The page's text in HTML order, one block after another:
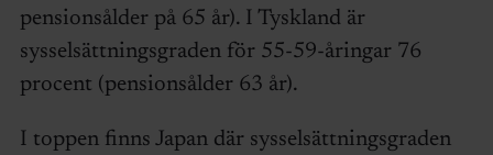
pensionsålder på 65 år). I Tyskland är
sysselsättningsgraden för 55-59-åringar 76
procent (pensionsålder 63 år).
I toppen finns Japan där sysselsättningsgraden